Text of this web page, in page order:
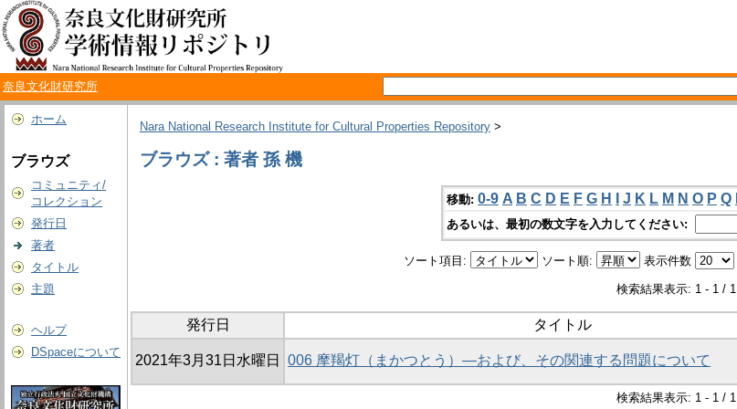
奈良文化財研究所
ホーム
ブラウズ
コミュニティ/
コレクション
発行日
著者
タイトル
主題
ヘルプ
DSpaceについて
Nara National Research Institute for Cultural Properties Repository >
ブラウズ : 著者 孫 機
移動: 0-9 A B C D E F G H J K L M N O P Q
あるいは、最初の数文字を入力してください:
ソート項目: ソート順: 表示件数
検索結果表示: 1 - 1 / 1
発行日 タイトル
2021年3月31日水曜日 006 摩羯灯（まかつとう）―および、その関連する問題について
検索結果表示: 1 - 1 / 1